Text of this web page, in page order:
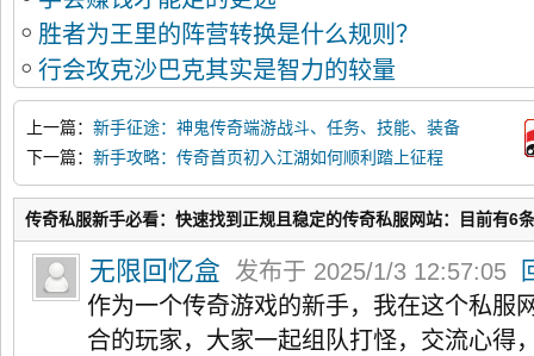
胜者为王里的阵营转换是什么规则？
行会攻克沙巴克其实是智力的较量
上一篇： 新手征途：神鬼传奇端游战斗、任务、技能、装备
全解
下一篇： 新手攻略：传奇首页初入江湖如何顺利踏上征程
传奇私服新手必看：快速找到正规且稳定的传奇私服网站：目前有6
无限回忆盒 发布于 2025/1/3 12:57:05
作为一个传奇游戏的新手，我在这个私服
合的玩家，大家一起组队打怪，交流心得